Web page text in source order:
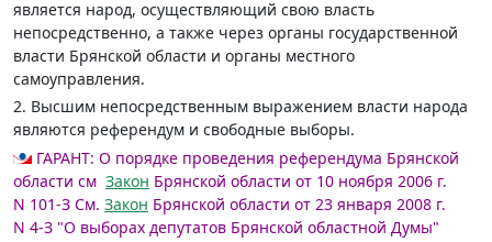
является народ, осуществляющий свою власть
непосредственно, а также через органы государственной
власти Брянской области и органы местного
самоуправления.
2. Высшим непосредственным выражением власти народа
являются референдум и свободные выборы.
ГАРАНТ: О порядке проведения референдума Брянской
области см Закон Брянской области от 10 ноября 2006 г.
N 101-З См. Закон Брянской области от 23 января 2008 г.
N 4-З "О выборах депутатов Брянской областной Думы"